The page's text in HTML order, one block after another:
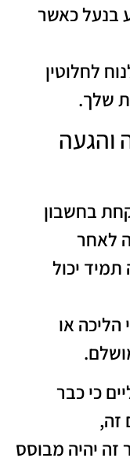
בנעל כאשר
לחלוטין
שלך.
והגעה
בחשבון
לאחר
יכול
הליכה או
כי כבר
זה,
זה יהיה מבוסס